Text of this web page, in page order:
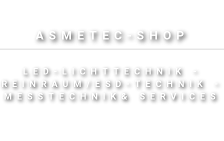
ASMETEC-SHOP
LED-LICHTTECHNIK -
REINRAUM/ESD-TECHNIK -
MESSTECHNIK& SERVICES